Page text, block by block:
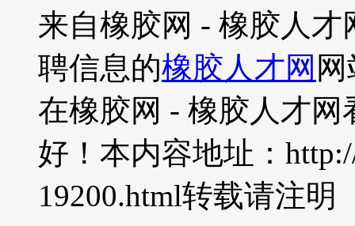
来自橡胶网 - 橡胶人
聘信息的橡胶人才网
在橡胶网 - 橡胶人才
好！本内容地址：
19200.html转载请注明